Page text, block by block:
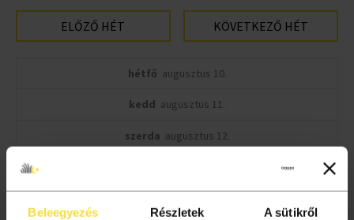
Beleegyezés Részletek A sütikről
ELŐZŐ HÉT KÖVETKEZŐ HÉT
hétfő augusztus 10.
kedd augusztus 11.
szerda augusztus 12.